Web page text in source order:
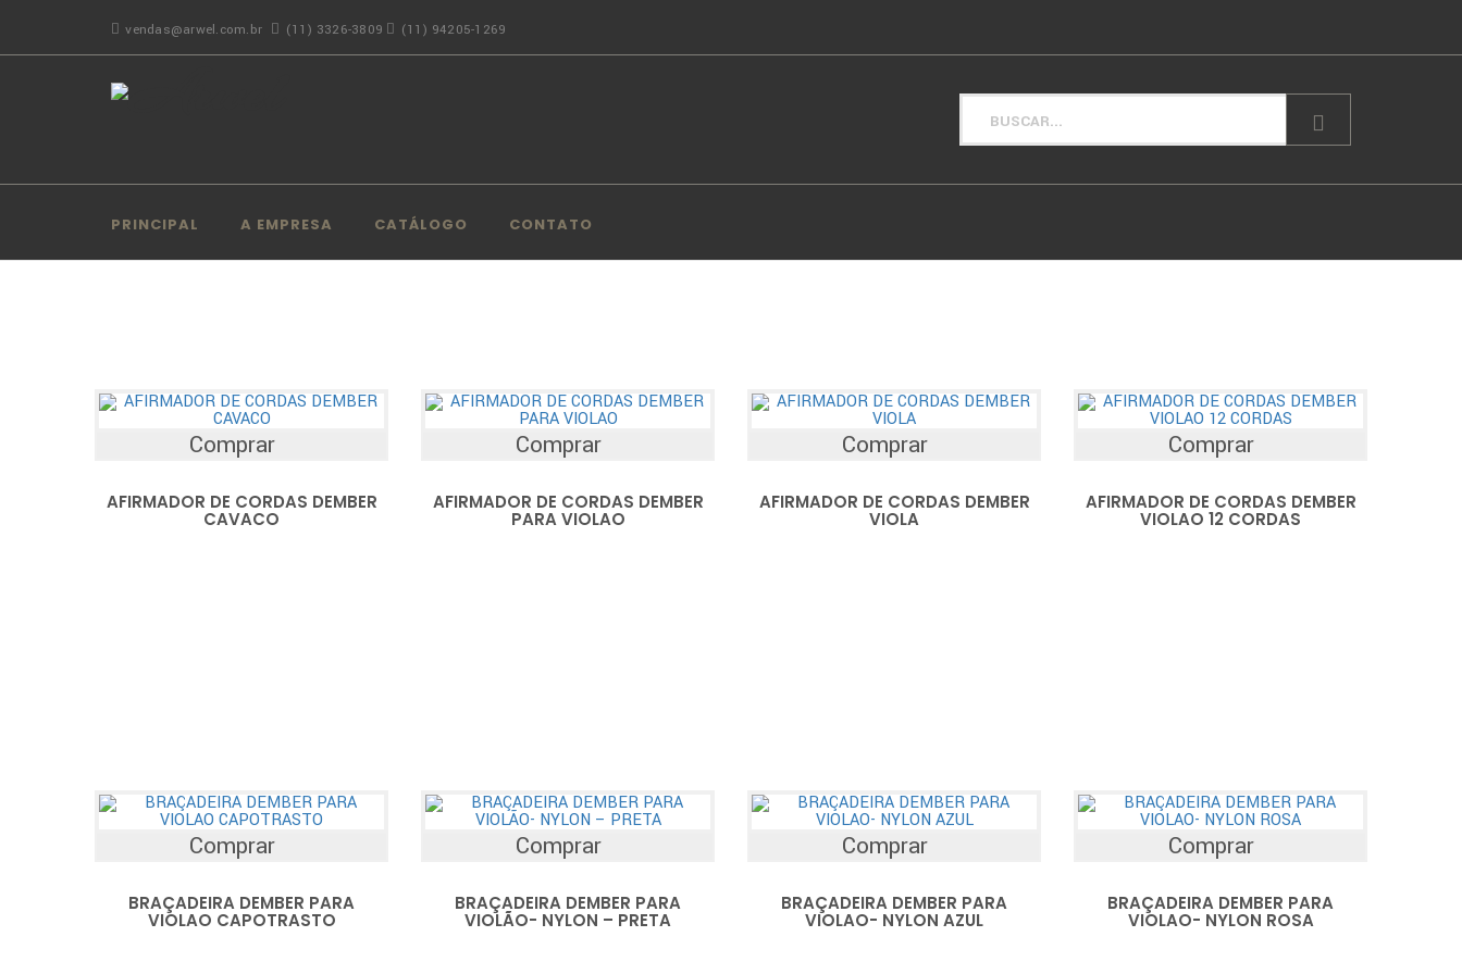
vendas@arwel.com.br (11) 3326-3809 (11) 94205-1269
PRINCIPAL A EMPRESA CATÁLOGO CONTATO
Comprar
AFIRMADOR DE CORDAS DEMBER
CAVACO
Comprar
AFIRMADOR DE CORDAS DEMBER
PARA VIOLAO
Comprar
AFIRMADOR DE CORDAS DEMBER
VIOLA
Comprar
AFIRMADOR DE CORDAS DEMBER
VIOLAO 12 CORDAS
Comprar
BRAÇADEIRA DEMBER PARA
VIOLAO CAPOTRASTO
Comprar
BRAÇADEIRA DEMBER PARA
VIOLÃO- NYLON – PRETA
Comprar
BRAÇADEIRA DEMBER PARA
VIOLAO- NYLON AZUL
Comprar
BRAÇADEIRA DEMBER PARA
VIOLAO- NYLON ROSA